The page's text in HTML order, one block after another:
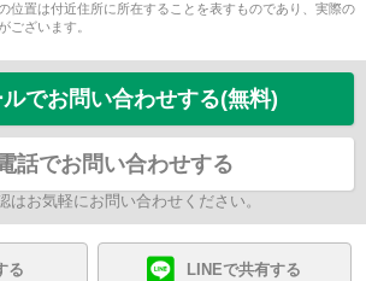
位置は付近住所に所在することを表すものであり、実際の
ございます。
でお問い合わせする(無料)
話でお問い合わせする
はお気軽にお問い合わせください。
る LINEで共有する